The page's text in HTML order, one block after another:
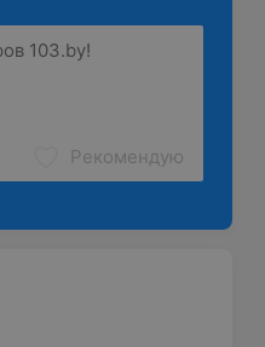
Рекомендую